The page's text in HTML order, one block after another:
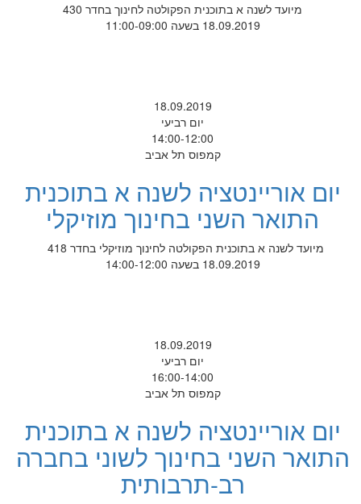
מיועד לשנה א בתוכנית הפקולטה לחינוך בחדר 430
18.09.2019 בשעה 11:00-09:00
18.09.2019
יום רביעי
14:00-12:00
קמפוס תל אביב
יום אוריינטציה לשנה א בתוכנית
התואר השני בחינוך מוזיקלי
מיועד לשנה א בתוכנית הפקולטה לחינוך מוזיקלי בחדר 418
18.09.2019 בשעה 14:00-12:00
18.09.2019
יום רביעי
16:00-14:00
קמפוס תל אביב
יום אוריינטציה לשנה א בתוכנית
התואר השני בחינוך לשוני בחברה
רב-תרבותית